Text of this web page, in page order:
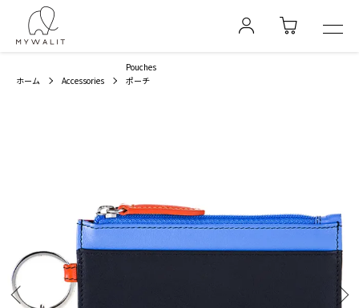
ホーム Accessories
Pouches
ポーチ